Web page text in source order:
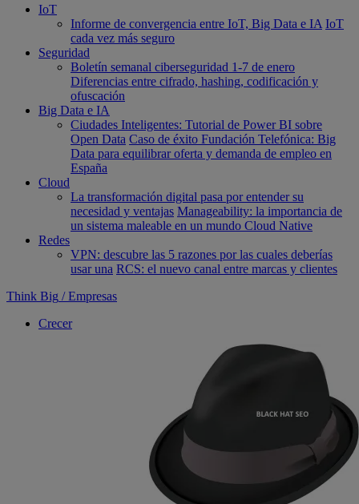
IoT
Informe de convergencia entre IoT, Big Data e IA IoT
cada vez más seguro
Seguridad
Boletín semanal ciberseguridad 1-7 de enero
Diferencias entre cifrado, hashing, codificación y
ofuscación
Big Data e IA
Ciudades Inteligentes: Tutorial de Power BI sobre
Open Data Caso de éxito Fundación Telefónica: Big
Data para equilibrar oferta y demanda de empleo en
España
Cloud
La transformación digital pasa por entender su
necesidad y ventajas Manageability: la importancia de
un sistema maleable en un mundo Cloud Native
Redes
VPN: descubre las 5 razones por las cuales deberías
usar una RCS: el nuevo canal entre marcas y clientes
Think Big / Empresas
Crecer